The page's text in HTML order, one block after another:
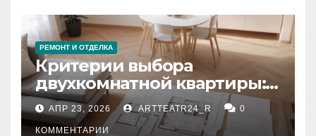
РЕМОНТ И ОТДЕЛКА
Критерии выбора
двухкомнатной квартиры:
планировка, площадь,
состояние и документация
АПР 23, 2026 ARTTEATR24_R 0
КОММЕНТАРИИ